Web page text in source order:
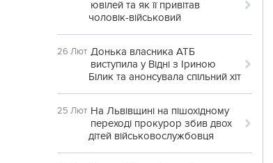
ювілей та як її привітав
чоловік-військовий
26 Лют Донька власника АТБ
виступила у Відні з Іриною
Білик та анонсувала спільний хіт
25 Лют На Львівщині на пішохідному
переході прокурор збив двох
дітей військовослужбовця